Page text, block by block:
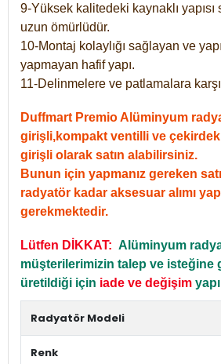
9-Yüksek kalitedeki kaynaklı
uzun ömürlüdür.
10-Montaj kolaylığı sağlayan ve
yapmayan hafif yapı.
11-Delinmelere ve patlamalara
Duffmart Premio Alüminyum
girişli,kompakt ventilli ve
girişli olarak satın alabilirsiniz.
Bunun için yapmanız gereken
radyatör kadar aksesuar alımı
gerekmektedir.
Lütfen DİKKAT: Alüminyum
müşterilerimizin talep ve isteğine
üretildiği için iade ve değişim
Radyatör Modeli
Renk